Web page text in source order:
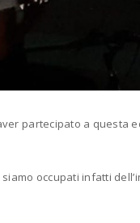
partecipato a questa
siamo occupati infatti